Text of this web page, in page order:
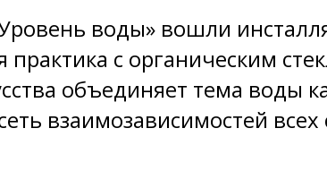
воды» вошли
практика с органическим
объединяет тема воды
взаимозависимостей всех